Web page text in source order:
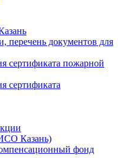
перечень документов для
сертификата пожарной
сертификата
Казань)
фонд